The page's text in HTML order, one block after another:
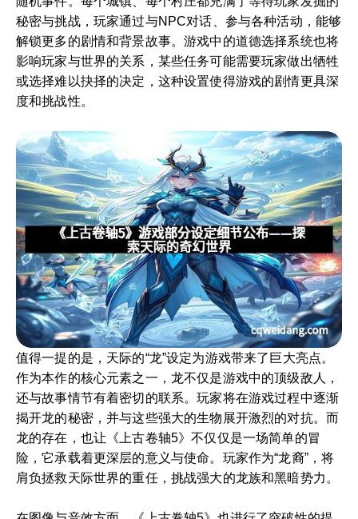
秘密与挑战，玩家通过与NPC对话、参与各种活动，能够
解锁更多的剧情和背景故事。游戏中的道德选择系统也将
影响玩家与世界的关系，某些任务可能需要玩家做出牺牲
或选择难以抉择的决定，这种设置使得游戏的剧情更具深
度和挑战性。
值得一提的是，天际的“龙”设定为游戏带来了巨大亮点。
作为本作的核心元素之一，龙不仅是游戏中的顶级敌人，
还与故事情节有着密切的联系。玩家将在游戏过程中逐渐
揭开龙的秘密，并与这些强大的生物展开激烈的对抗。而
龙的存在，也让《上古卷轴5》不仅仅是一场简单的冒
险，它承载着更深层的意义与使命。玩家作为“龙裔”，将
肩负拯救天际世界的重任，挑战强大的龙族和黑暗势力。